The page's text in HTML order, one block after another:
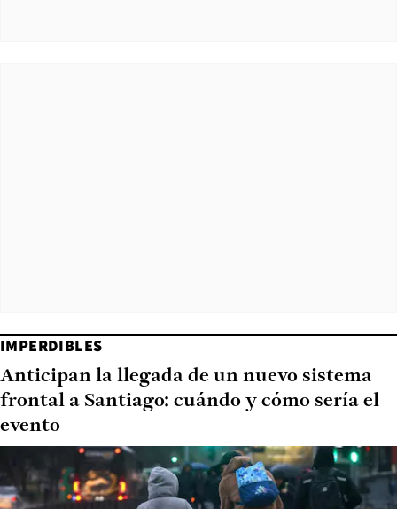
IMPERDIBLES
Anticipan la llegada de un nuevo sistema
frontal a Santiago: cuándo y cómo sería el
evento